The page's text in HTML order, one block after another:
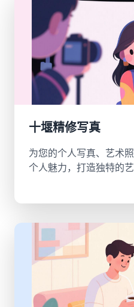
十堰精修写真
为您的个人写真、艺术
个人魅力，打造独特的艺